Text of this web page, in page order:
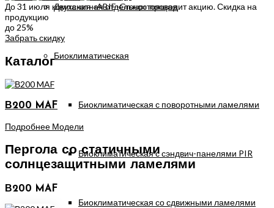
Двухскатная отдельностоящая
Биоклиматическая
Биоклиматическая с поворотными ламелями
Биоклиматическая с сэндвич-панелями PIR
Биоклиматическая со сдвижными ламелями
До 31 июля компания «ABIE-Group» проводит акцию. Скидка на
продукцию
до 25%
Забрать скидку
Каталог
В200 MAF
Подробнее Модели
Пергола со статичными
солнцезащитными ламелями
В200 MAF